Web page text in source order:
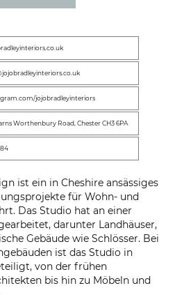
jojobradleyinteriors
Worthenbury Road, Chester CH3 6PA
ist ein in Cheshire ansässiges
für Wohn- und
Das Studio hat an einer
darunter Landhäuser,
Gebäude wie Schlösser. Bei
ist das Studio in
von der frühen
bis hin zu Möbeln und